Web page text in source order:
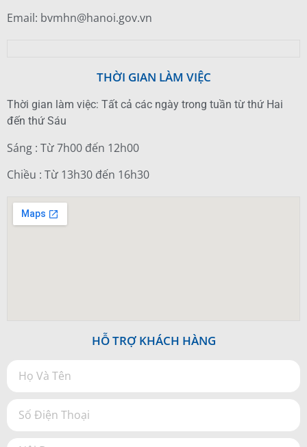
Email: bvmhn@hanoi.gov.vn
THỜI GIAN LÀM VIỆC
Thời gian làm việc: Tất cả các ngày trong tuần từ thứ Hai
đến thứ Sáu
Sáng : Từ 7h00 đến 12h00
Chiều : Từ 13h30 đến 16h30
HỖ TRỢ KHÁCH HÀNG